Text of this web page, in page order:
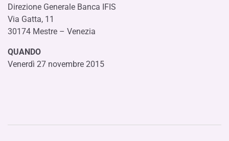
Direzione Generale Banca IFIS
Via Gatta, 11
30174 Mestre – Venezia
QUANDO
Venerdì 27 novembre 2015